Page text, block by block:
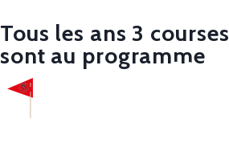
Tous les ans 3 courses
sont au programme